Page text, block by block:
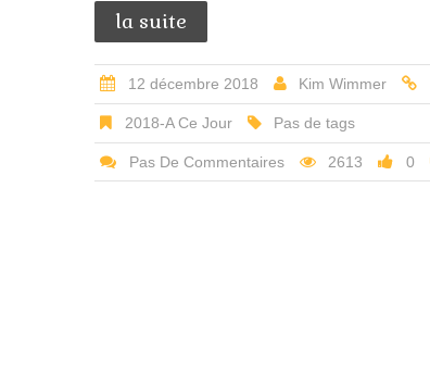
la suite
12 décembre 2018 Kim Wimmer
2018-A Ce Jour Pas de tags
Pas De Commentaires 2613 0